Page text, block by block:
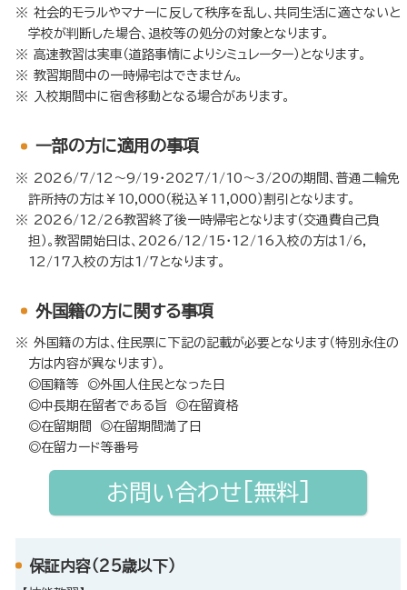
社会的モラルやマナーに反して秩序を乱し、共同生活に適さないと
学校が判断した場合、退校等の処分の対象となります。
高速教習は実車（道路事情によりシミュレーター）となります。
教習期間中の一時帰宅はできません。
入校期間中に宿舎移動となる場合があります。
⼀部の方に適用の事項
2026/7/12～9/19・2027/1/10～3/20の期間、普通二輪免
許所持の方は￥10,000（税込￥11,000）割引となります。
2026/12/26教習終了後一時帰宅となります（交通費自己負
担）。教習開始日は、2026/12/15・12/16入校の方は1/6，
12/17入校の方は1/7となります。
外国籍の方に関する事項
外国籍の方は、住民票に下記の記載が必要となります（特別永住の
方は内容が異なります）。
◎国籍等 ◎外国人住民となった日
◎中長期在留者である旨 ◎在留資格
◎在留期間 ◎在留期間満了日
◎在留カード等番号
お問い合わせ[無料]
保証内容（25歳以下）